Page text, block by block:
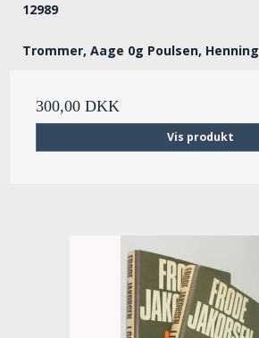
12989
Trommer, Aage 0g Poulsen, Henning
300,00 DKK
Vis produkt